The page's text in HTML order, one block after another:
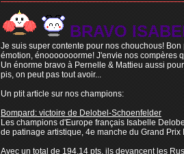
BRAVO
Je suis super contente pour nos chouchous!
émotion, énooooooorme! J'envie nos compères
Un énorme bravo à Pernelle & Mattieu aussi
pis, on peut pas tout avoir...
Un ptit article sur nos champions:
Bompard: victoire de Delobel-Schoenfelder
Les champions d'Europe français Isabelle
de patinage artistique, 4e manche du Grand Prix
Avec un total de 194,14 pts, ils devancent les